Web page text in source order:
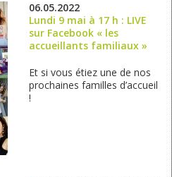
06.05.2022
Lundi 9 mai à 17 h : LIVE
sur Facebook « les
accueillants familiaux »
Et si vous étiez une de nos
prochaines familles d’accueil
!